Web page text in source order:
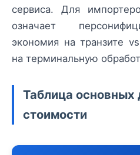
сервиса. Для
означает
экономия на транзите
на терминальную
Таблица основных
стоимости